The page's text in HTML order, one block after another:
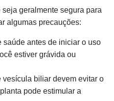
geralmente segura para
algumas precauções:
antes de iniciar o uso
estiver grávida ou
vesícula biliar devem evitar o
pode estimular a